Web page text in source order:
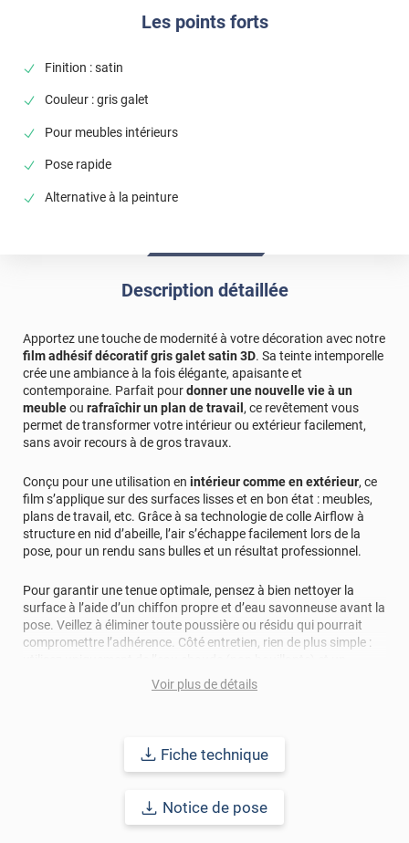
Les points forts
Finition : satin
Couleur : gris galet
Pour meubles intérieurs
Pose rapide
Alternative à la peinture
Description détaillée
Apportez une touche de modernité à votre décoration avec notre
film adhésif décoratif gris galet satin 3D. Sa teinte intemporelle
crée une ambiance à la fois élégante, apaisante et
contemporaine. Parfait pourdonner une nouvelle vie à un
meubleou rafraîchir un plan de travail , ce revêtement vous
permet de transformer votre intérieur ou extérieur facilement,
sans avoir recours à de gros travaux.
Conçu pour une utilisation en intérieur comme en extérieur, ce
film s’applique sur des surfaces lisses et en bon état : meubles,
plans de travail, etc. Grâce à sa technologie de colle Airflow à
structure en nid d’abeille, l’air s’échappe facilement lors de la
pose, pour un rendu sans bulles et un résultat professionnel.
Pour garantir une tenue optimale, pensez à bien nettoyer la
surface à l’aide d’un chiffon propre et d’eau savonneuse avant la
pose. Veillez à éliminer toute poussière ou résidu qui pourrait
compromettre l’adhérence. Côté entretien, rien de plus simple :
produit au pH neutre. Les détergents ou produits abrasifs sont à
une fois votre film posé.
qualité de la surface et de son entretien.
Voir plus de détails
Fiche technique
Notice de pose